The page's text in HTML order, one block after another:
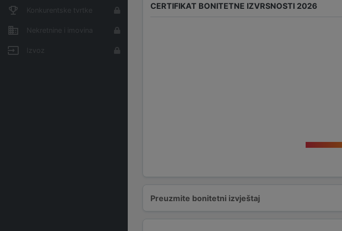
Konkurentske tvrtke
Nekretnine i imovina
Izvoz
CERTIFIKAT BONITETNE IZVRSNOSTI 2026
Preuzmite bonitetni izvještaj